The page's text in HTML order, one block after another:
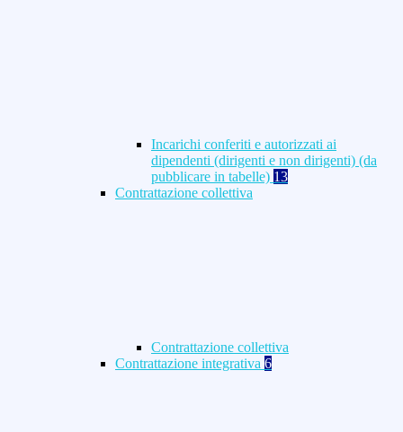
Incarichi conferiti e autorizzati ai
dipendenti (dirigenti e non dirigenti) (da
pubblicare in tabelle) 13
Contrattazione collettiva
Contrattazione collettiva
Contrattazione integrativa 6